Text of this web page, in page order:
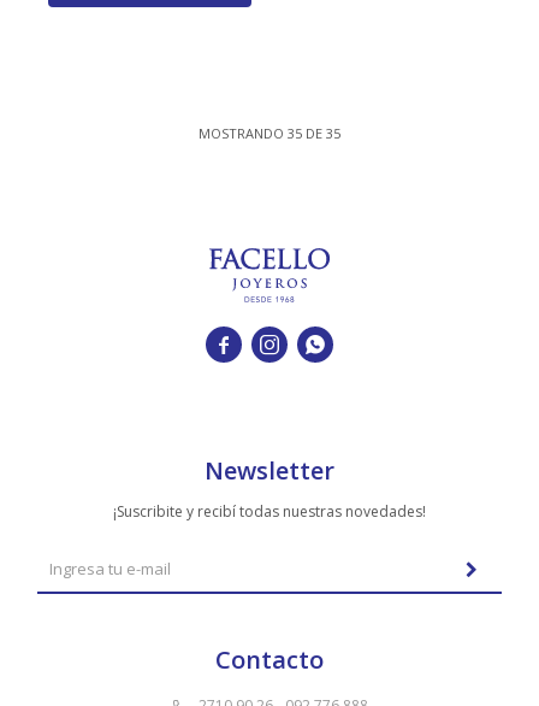
MOSTRANDO 35 DE 35
  
Contacto
Newsletter
¡Suscribite y recibí todas nuestras novedades!